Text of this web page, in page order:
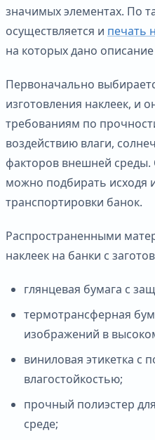
значимых элементах. По
осуществляется и печать
на которых дано описание
Первоначально
изготовления наклеек, и
требованиям по
воздействию влаги,
факторов внешней среды.
можно подбирать исходя
транспортировки банок.
Распространенными
наклеек на банки с
глянцевая бумага с
термотрансферная
изображений в
виниловая этикетка с
влагостойкостью;
прочный полиэстер
среде;